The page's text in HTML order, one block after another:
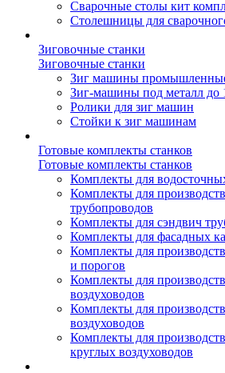
Сварочные столы кит
Столешницы для
Зиговочные станки
Зиговочные станки
Зиг машины
Зиг-машины под металл до
Ролики для зиг машин
Стойки к зиг машинам
Готовые комплекты станков
Готовые комплекты станков
Комплекты для
Комплекты для
трубопроводов
Комплекты для сэндвич
Комплекты для фасадных
Комплекты для
и порогов
Комплекты для
воздуховодов
Комплекты для
воздуховодов
Комплекты для
круглых воздуховодов